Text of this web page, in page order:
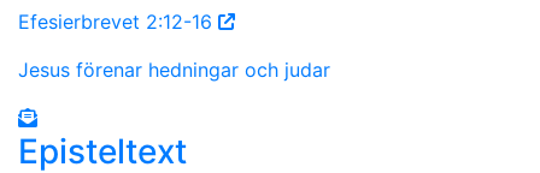
Efesierbrevet 2:12-16
Jesus förenar hedningar och judar
Episteltext